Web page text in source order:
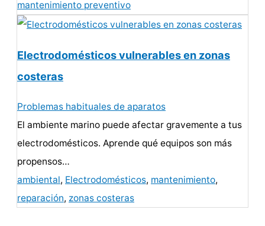
mantenimiento preventivo
Electrodomésticos vulnerables en zonas
costeras
Problemas habituales de aparatos
El ambiente marino puede afectar gravemente a tus
electrodomésticos. Aprende qué equipos son más
propensos…
ambiental, Electrodomésticos, mantenimiento,
reparación, zonas costeras